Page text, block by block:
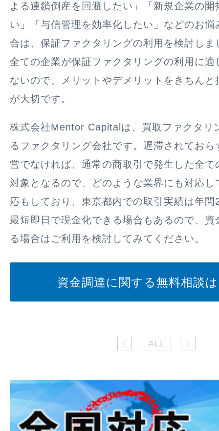
よる連鎖倒産を回避したい」「新規企業の開
い」「与信管理を効率化したい」などのお悩
合は、保証ファクタリングの利用を検討しま
全ての企業が保証ファクタリングの利用に適
ないので、メリットやデメリットをきちんと
が大切です。
株式会社Mentor Capitalは、買取ファクタリ
るファクタリング会社です。遅滞されてお
営でなければ、通常の商取引で発生した全て
対象となるので、どのような業界にも対応し
応もしており、東京都内での取引実績は年
最短即日で現金化できる場合もあるので、資
る場合はご利用を検討してみてください。
資金調達に関する無料相談
ALL